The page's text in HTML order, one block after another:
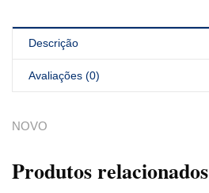
Descrição
Avaliações (0)
NOVO
Produtos relacionados